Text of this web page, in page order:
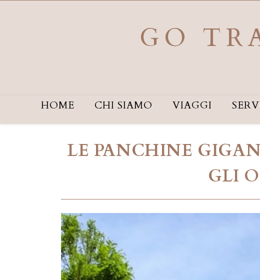
GO
HOME CHI SIAMO VIAGGI
LE PANCHINE
GLI